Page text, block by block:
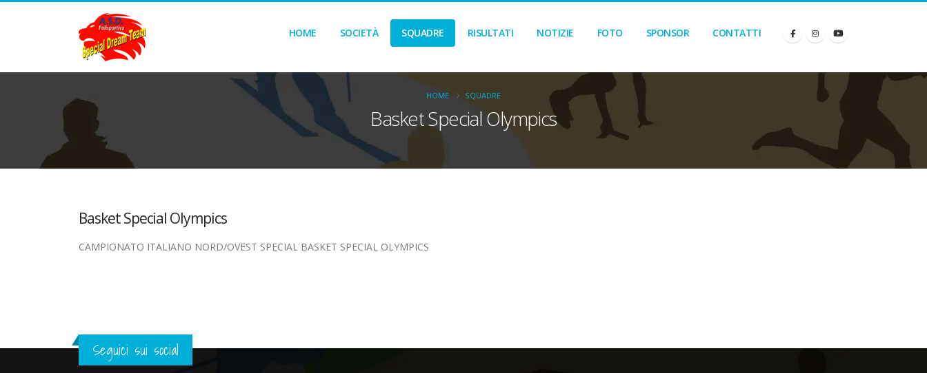
HOME SOCIETÀ SQUADRE RISULTATI NOTIZIE FOTO SPONSOR CONTATTI
Basket Special Olympics
HOME SQUADRE
Basket Special Olympics
CAMPIONATO ITALIANO NORD/OVEST SPECIAL BASKET SPECIAL OLYMPICS
Seguici sui social